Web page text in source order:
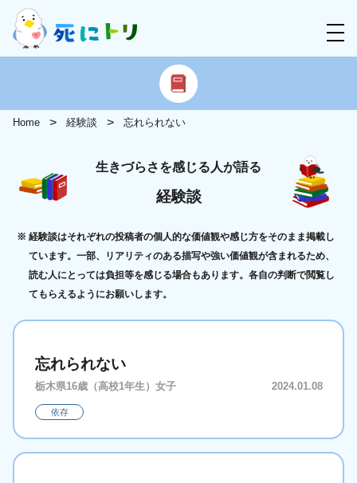
Home 経験談 忘れられない
生きづらさを感じる人が語る
経験談
経験談はそれぞれの投稿者の個人的な価値観や感じ方をそのまま掲載し
ています。一部、リアリティのある描写や強い価値観が含まれるため、
読む人にとっては負担等を感じる場合もあります。各自の判断で閲覧し
てもらえるようにお願いします。
忘れられない
栃木県16歳（高校1年生）女子 2024.01.08
依存